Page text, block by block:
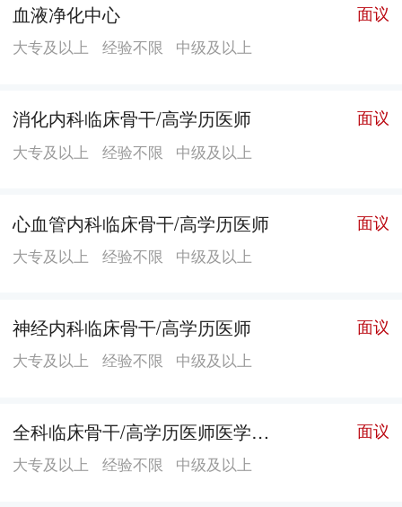
血液净化中心 面议
大专及以上 经验不限 中级及以上
消化内科临床骨干/高学历医师 面议
大专及以上 经验不限 中级及以上
心血管内科临床骨干/高学历医师 面议
大专及以上 经验不限 中级及以上
神经内科临床骨干/高学历医师 面议
大专及以上 经验不限 中级及以上
全科临床骨干/高学历医师医学科临床骨干/高学历医师 面议
大专及以上 经验不限 中级及以上